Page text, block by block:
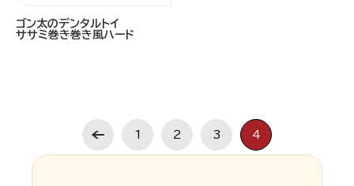
ゴン太のデンタルトイ
ササミ巻き巻き風ハード
1 2 3 4